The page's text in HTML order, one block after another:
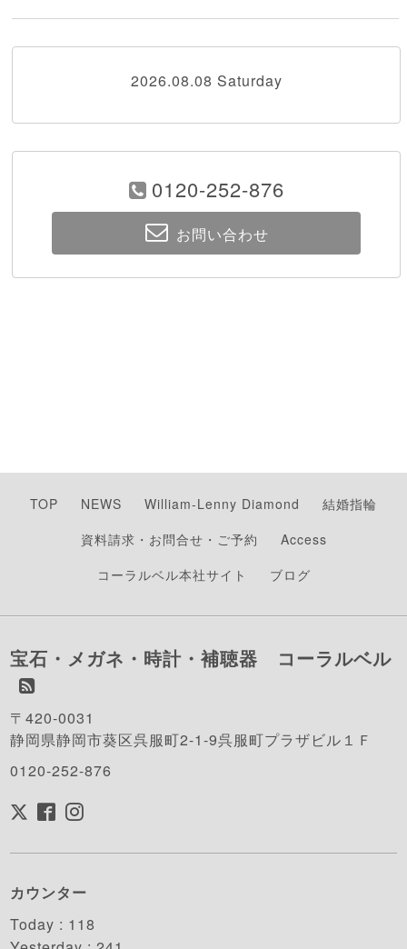
2026.08.08 Saturday
0120-252-876
お問い合わせ
TOP NEWS William-Lenny Diamond
結婚指輪
資料請求・お問合せ・ご予約
Access
コーラルベル本社サイト
ブログ
宝石・メガネ・時計・補聴器 コーラルベル
〒420-0031
静岡県静岡市葵区呉服町2-1-9呉服町プラザビル１Ｆ
0120-252-876
カウンター
Today : 118